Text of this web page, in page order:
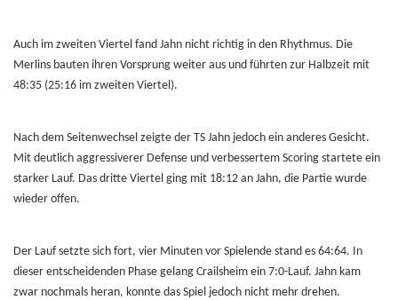
Auch im zweiten Viertel fand Jahn nicht richtig in den Rhythmus. Die
Merlins bauten ihren Vorsprung weiter aus und führten zur Halbzeit mit
48:35 (25:16 im zweiten Viertel).
Nach dem Seitenwechsel zeigte der TS Jahn jedoch ein anderes Gesicht.
Mit deutlich aggressiverer Defense und verbessertem Scoring startete ein
starker Lauf. Das dritte Viertel ging mit 18:12 an Jahn, die Partie wurde
wieder offen.
Der Lauf setzte sich fort, vier Minuten vor Spielende stand es 64:64. In
dieser entscheidenden Phase gelang Crailsheim ein 7:0-Lauf. Jahn kam
zwar nochmals heran, konnte das Spiel jedoch nicht mehr drehen.